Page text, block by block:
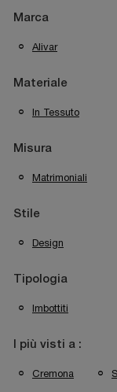
Marca
Alivar
Materiale
In Tessuto
Misura
Matrimoniali
Stile
Design
Tipologia
Imbottiti
I più visti a :
Cremona